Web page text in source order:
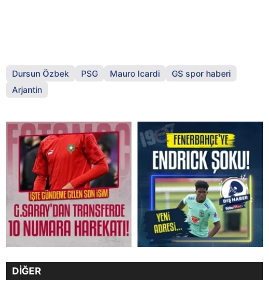
Dursun Özbek PSG Mauro Icardi
GS spor haberi
Arjantin
DİĞER